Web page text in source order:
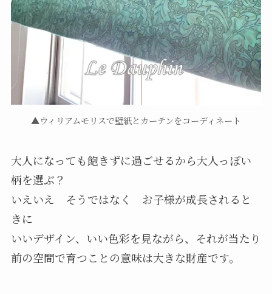
▲ウィリアムモリスで壁紙とカーテンをコーディネート
大人になっても飽きずに過ごせるから大人っぽい
柄を選ぶ？
いえいえ そうではなく お子様が成長されると
きに
いいデザイン、いい色彩を見ながら、それが当たり
前の空間で育つことの意味は大きな財産です。